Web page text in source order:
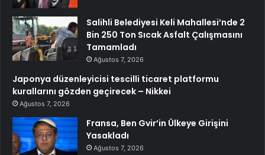
Salihli Belediyesi Keli Mahallesi’nde 2
Bin 250 Ton Sıcak Asfalt Çalışmasını
Tamamladı
Ağustos 7, 2026
Japonya düzenleyicisi tescilli ticaret platformu
kurallarını gözden geçirecek – Nikkei
Ağustos 7, 2026
Fransa, Ben Gvir’in Ülkeye Girişini
Yasakladı
Ağustos 7, 2026